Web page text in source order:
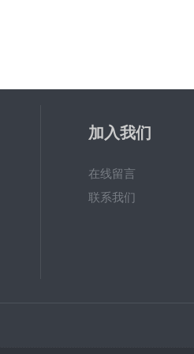
加入我们
在线留言
联系我们